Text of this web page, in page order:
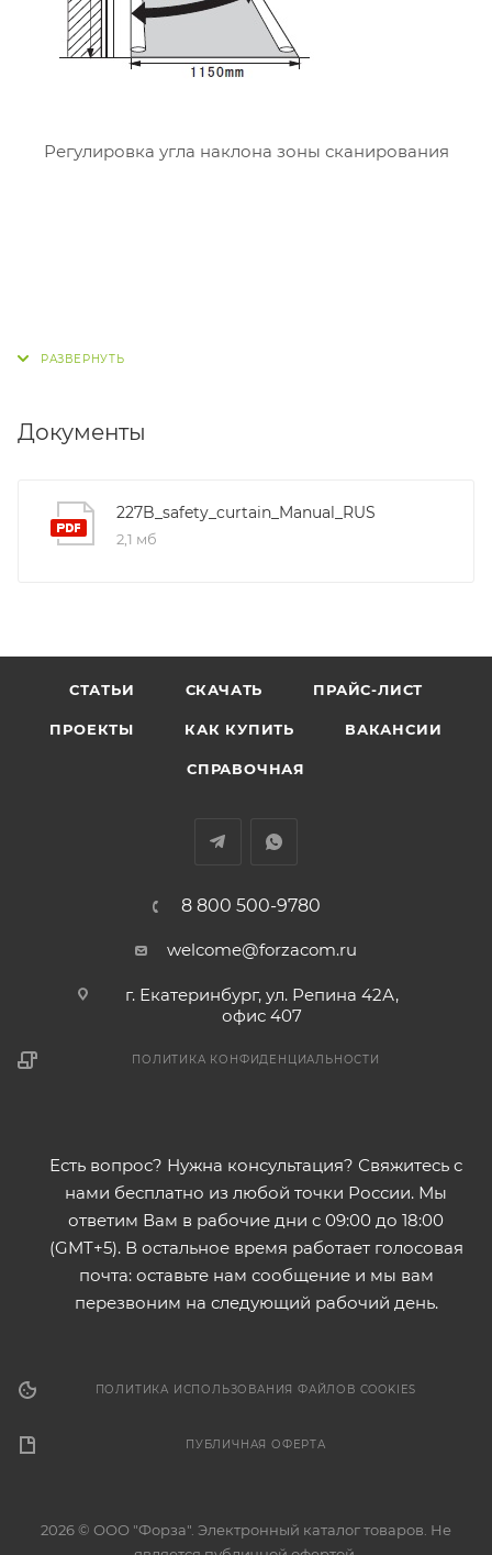
Регулировка угла наклона зоны сканирования
Документы
227B_safety_curtain_Manual_RUS
2,1 мб
СТАТЬИ СКАЧАТЬ ПРАЙС-ЛИСТ
ПРОЕКТЫ КАК КУПИТЬ ВАКАНСИИ
СПРАВОЧНАЯ
8 800 500-9780
welcome@forzacom.ru
г. Екатеринбург, ул. Репина 42А,
офис 407
ПОЛИТИКА КОНФИДЕНЦИАЛЬНОСТИ
Есть вопрос? Нужна консультация? Свяжитесь с
нами бесплатно из любой точки России. Мы
ответим Вам в рабочие дни с 09:00 до 18:00
(GMT+5). В остальное время работает голосовая
почта: оставьте нам сообщение и мы вам
перезвоним на следующий рабочий день.
ПОЛИТИКА ИСПОЛЬЗОВАНИЯ ФАЙЛОВ COOKIES
ПУБЛИЧНАЯ ОФЕРТА
2026 © ООО "Форза". Электронный каталог товаров. Не